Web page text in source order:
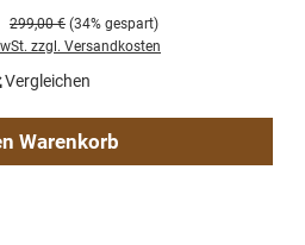
Regulärer Preis:
299,00 € (34% gespart)
zzgl. Versandkosten
Vergleichen
Warenkorb